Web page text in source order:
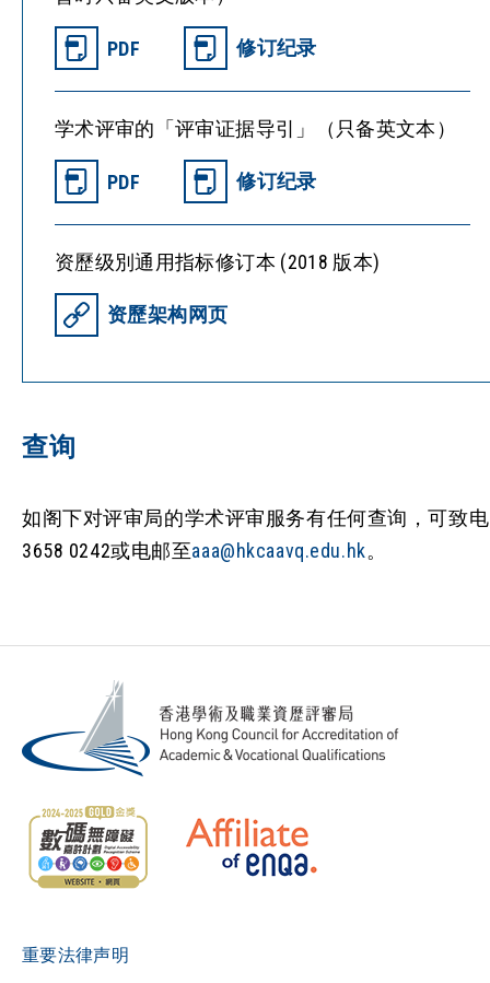
PDF 修订纪录
学术评审的「评审证据导引」（只备英文本）
PDF 修订纪录
资歷级別通用指标修订本 (2018 版本)
资歷架构网页
查询
如阁下对评审局的学术评审服务有任何查询，可致电
3658 0242或电邮至aaa@hkcaavq.edu.hk。
重要法律声明